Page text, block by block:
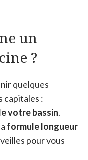
un
?
quelques
capitales :
votre bassin.
formule longueur
pour vous